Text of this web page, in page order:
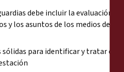
debe incluir la evaluación de
y los asuntos de los medios de
para identificar y tratar con